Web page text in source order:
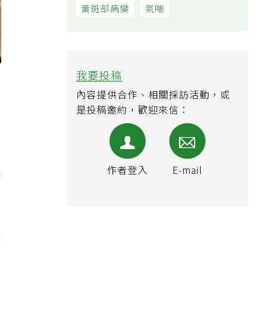
黃斑部病變
我要投稿
內容提供合作、相關採訪活動，或
是投稿邀約，歡迎來信：